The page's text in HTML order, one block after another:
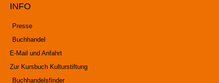
INFO
Presse
Buchhandel
E-Mail und Anfahrt
Zur Kursbuch Kulturstiftung
Buchhandelsfinder